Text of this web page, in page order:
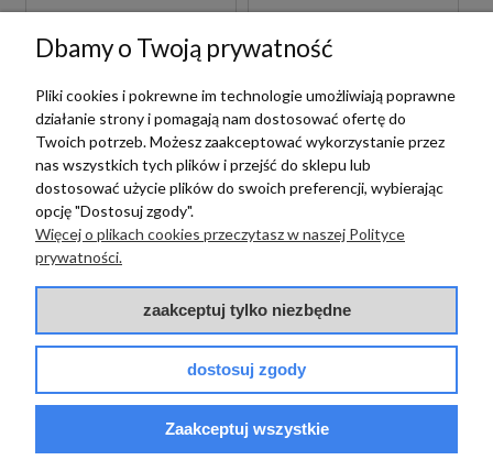
GRESOWE
Vives
VIVES SEINE GRIS
ANTIDESLIZANTE
BETONOWE
GRESOWE
Vives
VIVES SEINE-R
CEMENTO 80X80
PŁYTKI BETONOWE
GRESOWE
200,00 zł
Dbamy o Twoją prywatność
Pliki cookies i pokrewne im technologie umożliwiają poprawne
działanie strony i pomagają nam dostosować ofertę do
Twoich potrzeb. Możesz zaakceptować wykorzystanie przez
nas wszystkich tych plików i przejść do sklepu lub
dostosować użycie plików do swoich preferencji, wybierając
opcję "Dostosuj zgody".
Więcej o plikach cookies przeczytasz w naszej Polityce
prywatności.
zaakceptuj tylko niezbędne
dostosuj zgody
Zaakceptuj wszystkie